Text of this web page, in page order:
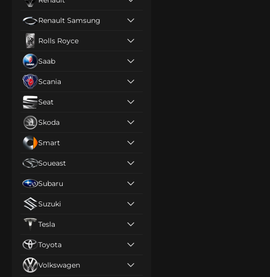
Renault Samsung
Rolls Royce
Saab
Scania
Seat
Skoda
Smart
Soueast
Subaru
Suzuki
Tesla
Toyota
Volkswagen